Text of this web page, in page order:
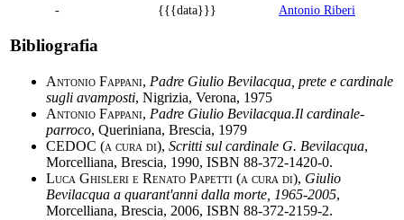
-
{{{data}}} Antonio Riberi
Bibliografia
Antonio Fappani, Padre Giulio Bevilacqua, prete e cardinale
sugli avamposti, Nigrizia, Verona, 1975
Antonio Fappani, Padre Giulio Bevilacqua.Il cardinale-
parroco, Queriniana, Brescia, 1979
CEDOC (a cura di), Scritti sul cardinale G. Bevilacqua,
Morcelliana, Brescia, 1990, ISBN 88-372-1420-0.
Luca Ghisleri e Renato Papetti (a cura di), Giulio
Bevilacqua a quarant'anni dalla morte, 1965-2005,
Morcelliana, Brescia, 2006, ISBN 88-372-2159-2.